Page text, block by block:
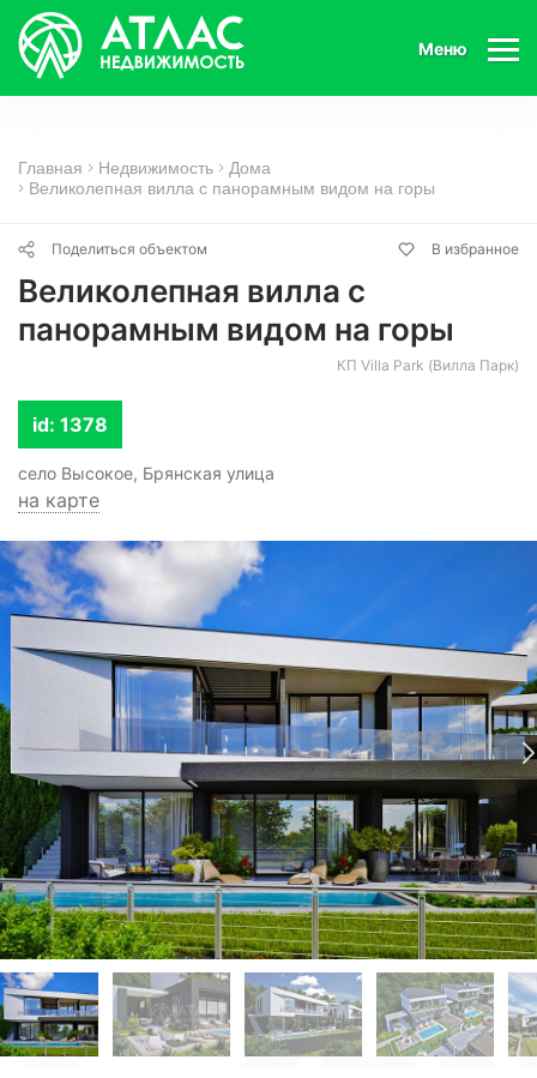
Меню
Главная Недвижимость
Дома
Великолепная вилла с панорамным видом на горы
Поделиться объектом В избранное
Великолепная вилла с
панорамным видом на горы
КП Villa Park (Вилла Парк)
id: 1378
село Высокое, Брянская улица
на карте